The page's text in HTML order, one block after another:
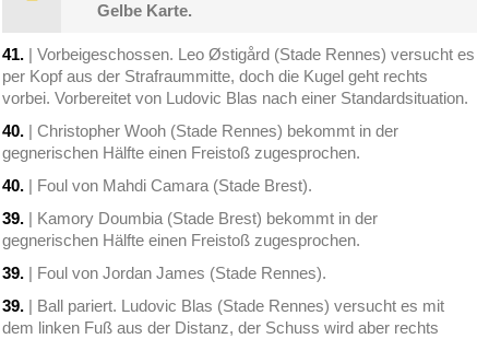
Gelbe Karte.
41. | Vorbeigeschossen. Leo Østigård (Stade Rennes) versucht es
per Kopf aus der Strafraummitte, doch die Kugel geht rechts
vorbei. Vorbereitet von Ludovic Blas nach einer Standardsituation.
40. | Christopher Wooh (Stade Rennes) bekommt in der
gegnerischen Hälfte einen Freistoß zugesprochen.
40. | Foul von Mahdi Camara (Stade Brest).
39. | Kamory Doumbia (Stade Brest) bekommt in der
gegnerischen Hälfte einen Freistoß zugesprochen.
39. | Foul von Jordan James (Stade Rennes).
39. | Ball pariert. Ludovic Blas (Stade Rennes) versucht es mit
dem linken Fuß aus der Distanz, der Schuss wird aber rechts